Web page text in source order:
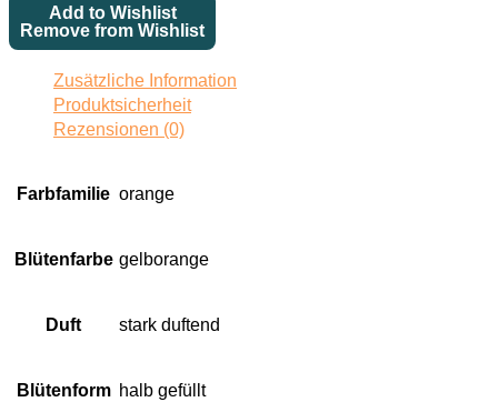
Add to Wishlist
Remove from Wishlist
Zusätzliche Information
Produktsicherheit
Rezensionen (0)
Farbfamilie orange
Blütenfarbe gelborange
Duft stark duftend
Blütenform halb gefüllt